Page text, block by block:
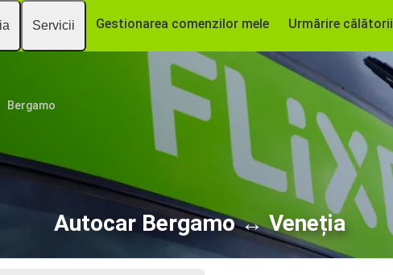
Servicii Gestionarea comenzilor mele Urmărire călătorii
Bergamo
Autocar Bergamo ↔ Veneția